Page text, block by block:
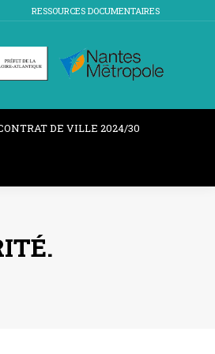
RESSOURCES DOCUMENTAIRES
DE VILLE 2024/30